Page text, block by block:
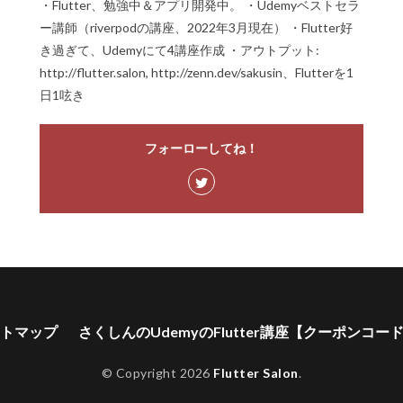
・Flutter、勉強中＆アプリ開発中。 ・Udemyベストセラ
ー講師（riverpodの講座、2022年3月現在） ・Flutter好
き過ぎて、Udemyにて4講座作成 ・アウトプット:
http://flutter.salon, http://zenn.dev/sakusin、Flutterを1
日1呟き
フォーローしてね！
マップ さくしんのUdemyのFlutter講座【クーポンコー
© Copyright 2026 Flutter Salon.